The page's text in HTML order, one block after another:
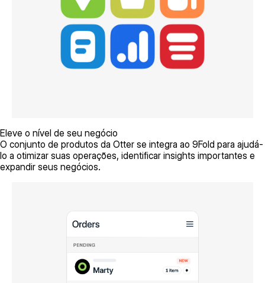
Eleve o nível de seu negócio
O conjunto de produtos da Otter se integra ao 9Fold para ajudá-
lo a otimizar suas operações, identificar insights importantes e
expandir seus negócios.